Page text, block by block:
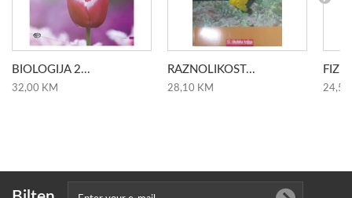
BIOLOGIJA 2...
32,00 KM
RAZNOLIKOST...
28,10 KM 24,50